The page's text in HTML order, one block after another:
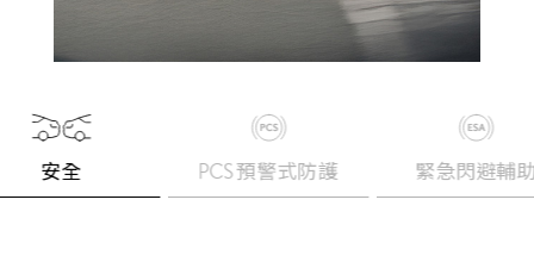
安全 PCS 預警式防護 緊急閃避輔